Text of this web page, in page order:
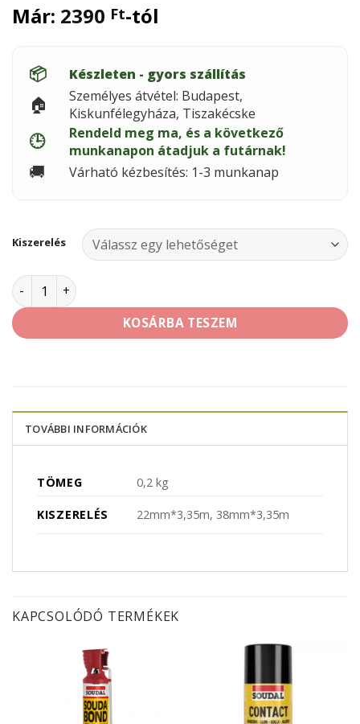
Már: 2390 Ft-tól
📦 Készleten - gyors szállítás
🏠
Személyes átvétel: Budapest,
Kiskunfélegyháza, Tiszakécske
🕒
Rendeld meg ma, és a következő
munkanapon átadjuk a futárnak!
🚚 Várható kézbesítés: 1-3 munkanap
Kiszerelés
Soudal szaniter tömítőszalag mennyiség
KOSÁRBA TESZEM
TOVÁBBI INFORMÁCIÓK
TÖMEG 0,2 kg
KISZERELÉS 22mm*3,35m, 38mm*3,35m
KAPCSOLÓDÓ TERMÉKEK